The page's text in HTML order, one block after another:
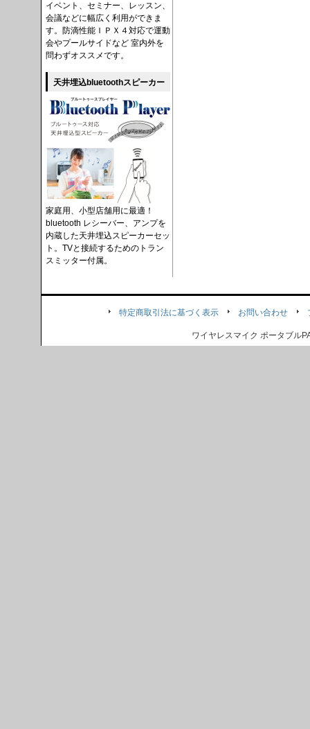
イベント、セミナー、レッスン、
会議などに幅広く利用ができま
す。防滴性能ＩＰＸ４対応で運動
会やプールサイドなど 室内外を
問わずオススメです。
天井埋込bluetoothスピーカー
家庭用、小型店舗用に最適！
bluetooth レシーバー、アンプを
内蔵した天井埋込スピーカーセッ
ト。TVと接続するためのトラン
スミッター付属。
特定商取引法に基づく表示 お問い合わせ
ワイヤレスマイク ポータブル